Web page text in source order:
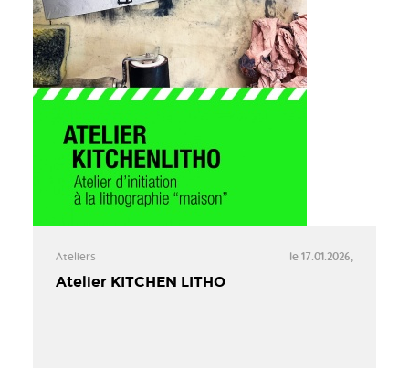
Ateliers le 17.01.2026,
Atelier KITCHEN LITHO